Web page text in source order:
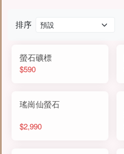
排序
螢石礦標
$590
瑤崗仙螢石
$2,990